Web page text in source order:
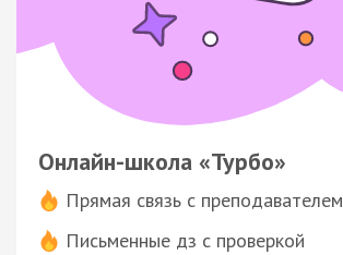
Онлайн-школа «Турбо»
Прямая связь с преподавателем
Письменные дз с проверкой